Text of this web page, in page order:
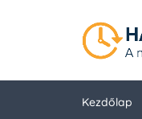
Kezdőlap